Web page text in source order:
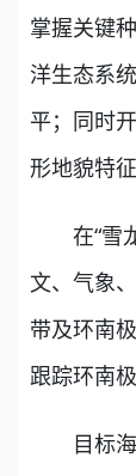
掌握关键
洋生态系
平；同时
形地貌特征
在“雪龙
文、气象
带及环南
跟踪环南
目标海